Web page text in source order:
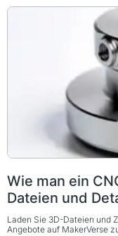
Wie man ein
Dateien und
Laden Sie 3D-Dateien und
Angebote auf MakerVerse